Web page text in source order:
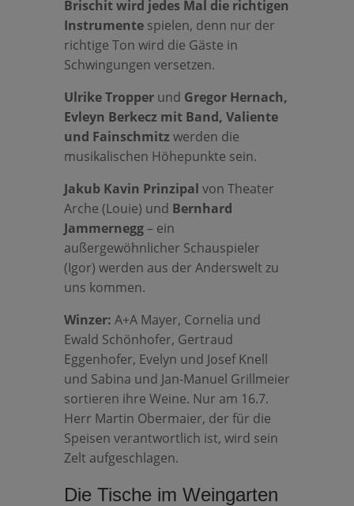
Brischit wird jedes Mal die richtigen
Instrumentespielen, denn nur der
richtige Ton wird die Gäste in
Schwingungen versetzen.
Ulrike Tropperund Gregor Hernach,
Evleyn Berkecz mit Band, Valiente
und Fainschmitzwerden die
musikalischen Höhepunkte sein.
Jakub Kavin Prinzipal von Theater
Arche (Louie) und Bernhard
Jammernegg– ein
außergewöhnlicher Schauspieler
(Igor) werden aus der Anderswelt zu
uns kommen.
Winzer: A+A Mayer, Cornelia und
Ewald Schönhofer, Gertraud
Eggenhofer, Evelyn und Josef Knell
und Sabina und Jan-Manuel Grillmeier
sortieren ihre Weine. Nur am 16.7.
Herr Martin Obermaier, der für die
Speisen verantwortlich ist, wird sein
Zelt aufgeschlagen.
Die Tische im Weingarten